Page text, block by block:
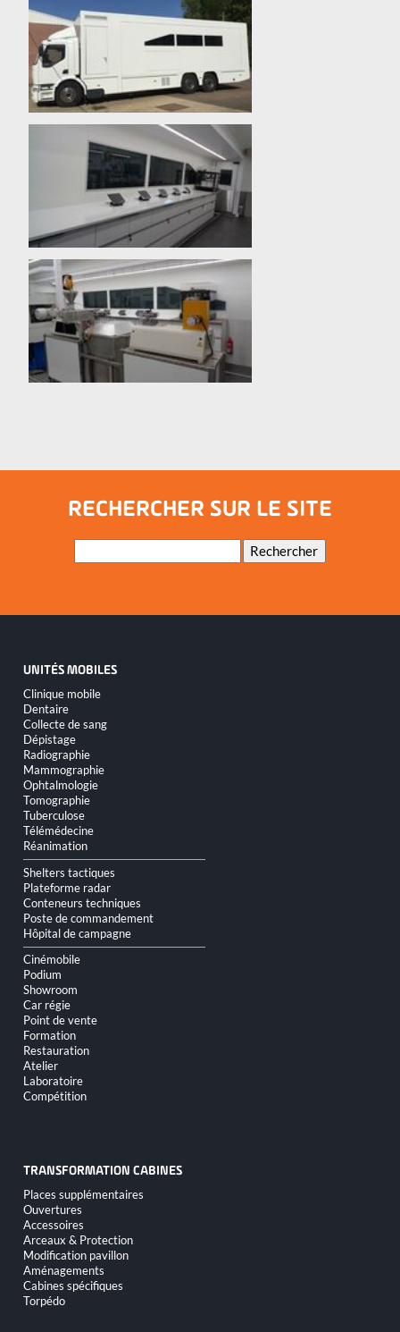
RECHERCHER SUR LE SITE
Mots-
Rechercher
UNITÉS MOBILES
Aller
au
contenu
Clinique mobile
Dentaire
Collecte de sang
Dépistage
Radiographie
Mammographie
Ophtalmologie
Tomographie
Tuberculose
Télémédecine
Réanimation
Shelters tactiques
Plateforme radar
Conteneurs techniques
Poste de commandement
Hôpital de campagne
Cinémobile
Podium
Showroom
Car régie
Point de vente
Formation
Restauration
Atelier
Laboratoire
Compétition
TRANSFORMATION CABINES
Aller
au
contenu
Places supplémentaires
Ouvertures
Accessoires
Arceaux & Protection
Modification pavillon
Aménagements
Cabines spécifiques
Torpédo